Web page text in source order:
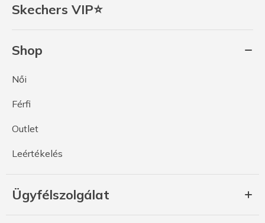
Skechers VIP⭐
Shop
Női
Férfi
Outlet
Leértékelés
Ügyfélszolgálat